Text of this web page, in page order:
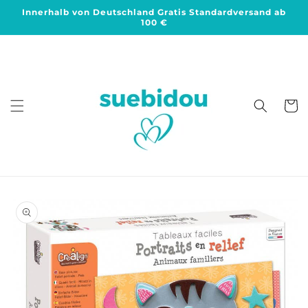
zum
Innerhalb von Deutschland Gratis Standardversand ab
100 €